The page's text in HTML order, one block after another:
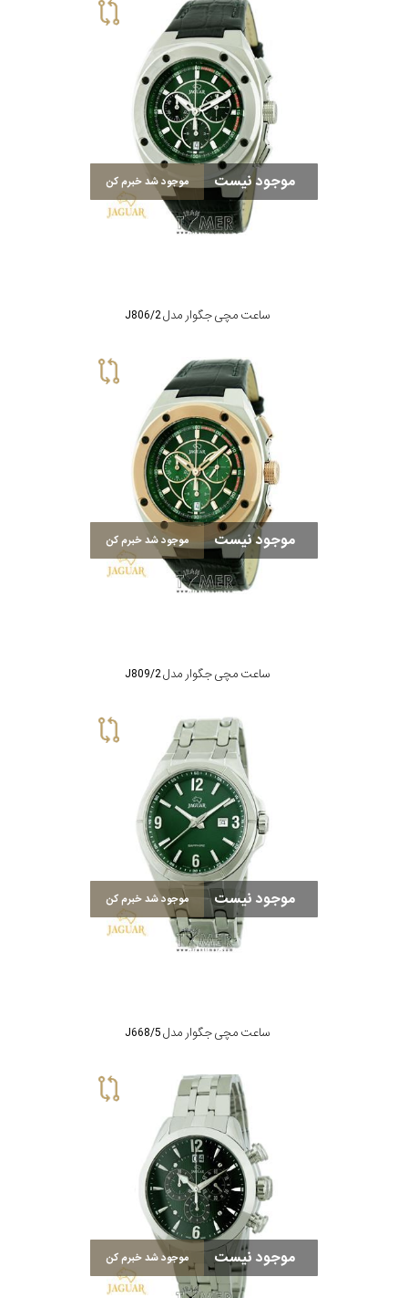
موجود نیست موجود شد خبرم کن
ساعت مچی جگوار مدل J806/2
موجود نیست موجود شد خبرم کن
ساعت مچی جگوار مدل J809/2
موجود نیست موجود شد خبرم کن
ساعت مچی جگوار مدل J668/5
موجود نیست موجود شد خبرم کن